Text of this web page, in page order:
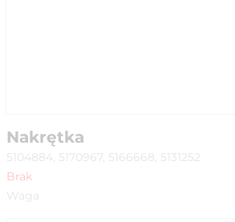
Nakrętka
5104884, 5170967, 5166668, 5131252
Brak
Waga